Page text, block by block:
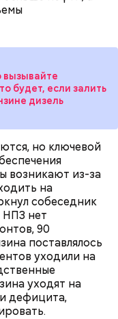
будет, если залить
дизель
но ключевой
возникают из-за
на
собеседник
НПЗ нет
90
поставлялось
уходили на
уходят на
дефицита,
открыть
При этом, если
банков, зайти в
через
них.